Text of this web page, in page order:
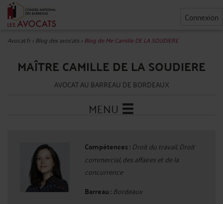
Connexion
Avocat.fr>Blog des avocats>Blog de Me Camille DE LA SOUDIERE
MAÎTRE CAMILLE DE LA SOUDIERE
AVOCAT AU BARREAU DE BORDEAUX
MENU
Compétences : Droit du travail, Droit
commercial, des affaires et de la
concurrence
Barreau : Bordeaux